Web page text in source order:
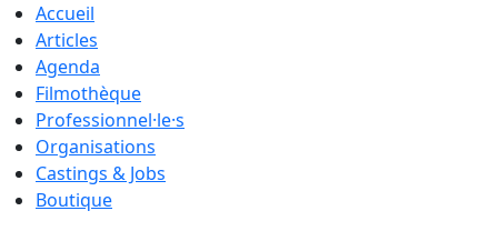
Accueil
Articles
Agenda
Filmothèque
Professionnel·le·s
Organisations
Castings & Jobs
Boutique